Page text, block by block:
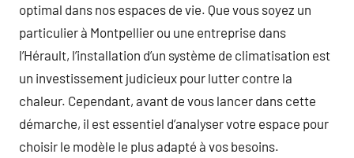
optimal dans nos espaces de vie. Que vous soyez un
particulier à Montpellier ou une entreprise dans
l’Hérault, l’installation d’un système de climatisation est
un investissement judicieux pour lutter contre la
chaleur. Cependant, avant de vous lancer dans cette
démarche, il est essentiel d’analyser votre espace pour
choisir le modèle le plus adapté à vos besoins.